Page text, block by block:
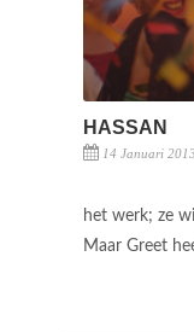
HASSAN
14 Januari 2013
het werk; ze
Maar Greet